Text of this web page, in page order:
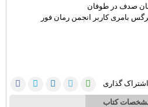
صدف در طوفان
بامری کاربر انجمن رمان فور
اشتراک گذاری
کتاب